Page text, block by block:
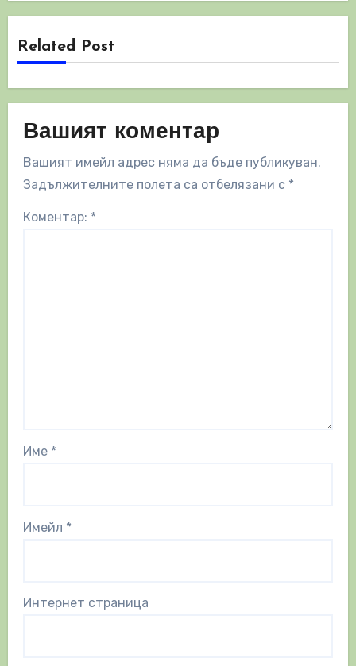
Related Post
Вашият коментар
Вашият имейл адрес няма да бъде публикуван.
Задължителните полета са отбелязани с *
Коментар: *
Име *
Имейл *
Интернет страница